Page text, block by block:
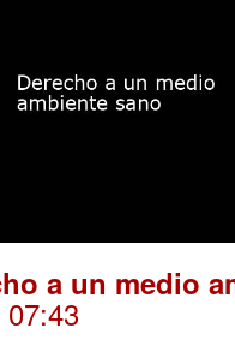
a un medio
07:43